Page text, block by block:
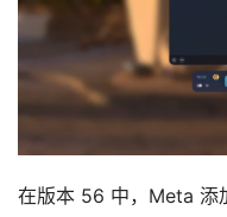
行
业
动
态
在版本 56 中，Meta 添